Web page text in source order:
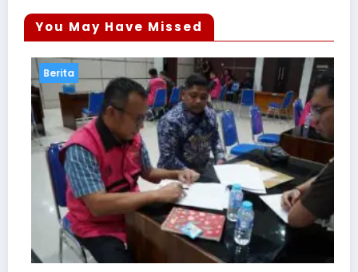
You May Have Missed
Berita